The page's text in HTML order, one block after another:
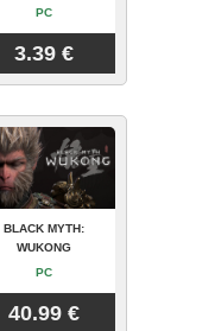
PC
3.39 €
BLACK MYTH:
WUKONG
PC
40.99 €